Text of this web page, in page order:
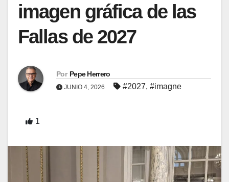
imagen gráfica de las
Fallas de 2027
Por Pepe Herrero
JUNIO 4, 2026 #2027, #imagne
1